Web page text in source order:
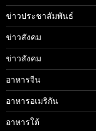
ข่าวประชาสัมพันธ์
ข่าวสังคม
ข่าวสังคม
อาหารจีน
อาหารอเมริกัน
อาหารใต้